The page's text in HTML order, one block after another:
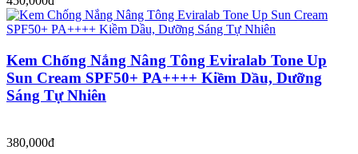
Kem Chống Nắng Nâng Tông Eviralab Tone Up
Sun Cream SPF50+ PA++++ Kiềm Dầu, Dưỡng
Sáng Tự Nhiên
380,000đ